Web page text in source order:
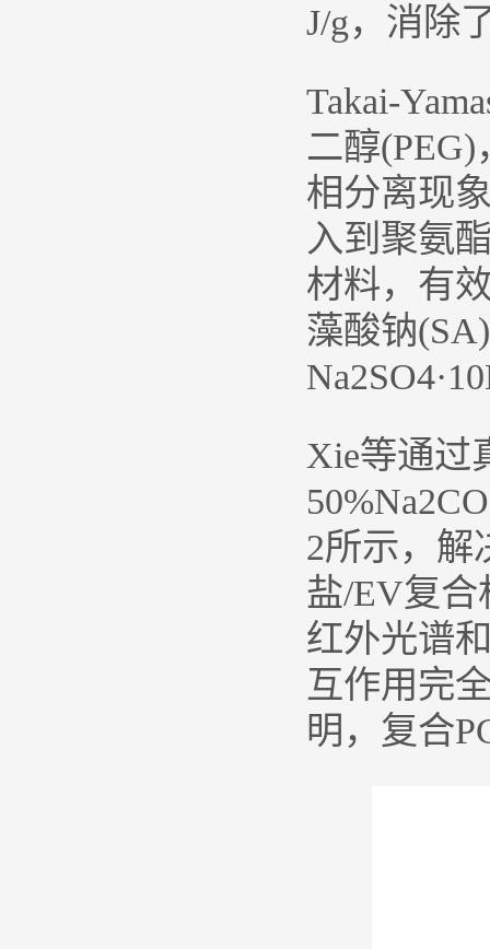
J/g，消除
Takai-
二醇
相分离现
入到聚氨
材料，有
藻酸钠
Xie等通过
2所示，解
盐/EV复合
红外光谱
互作用完
明，复合